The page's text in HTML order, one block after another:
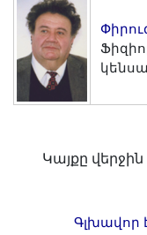
Մրցույթներ
Միջազգային
Երիտասարդական
Տեսադարան
Այլ ակադեմիաներ
Կայքը
Գլխավոր